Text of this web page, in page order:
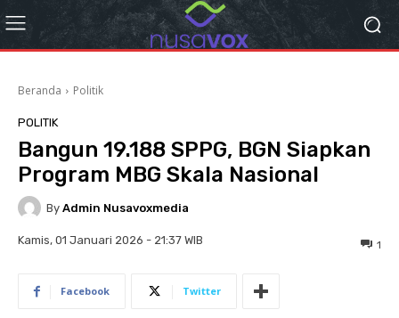
Beranda Politik
POLITIK
Bangun 19.188 SPPG, BGN Siapkan
Program MBG Skala Nasional
By Admin Nusavoxmedia
Kamis, 01 Januari 2026 - 21:37 WIB 1
Facebook Twitter